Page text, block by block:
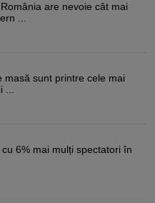
are nevoie cât mai
...
masă sunt printre cele mai
...
6% mai mulți spectatori în